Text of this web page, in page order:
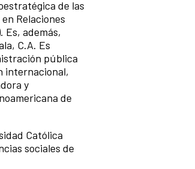
de las
Relaciones
Es, además,
C.A. Es
pública
internacional,
y
de
Católica
sociales de